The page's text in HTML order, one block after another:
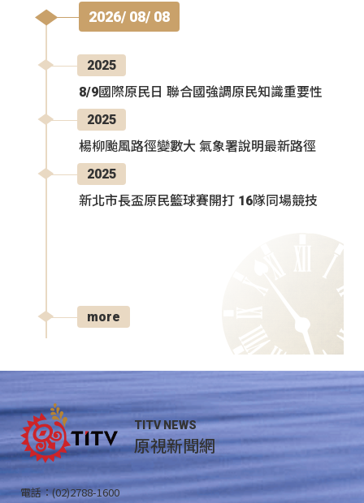
2026/ 08/ 08
2025
8/9國際原民日 聯合國強調原民知識重要性
2025
楊柳颱風路徑變數大 氣象署說明最新路徑
2025
新北市長盃原民籃球賽開打 16隊同場競技
more
TITV NEWS
原視新聞網
電話：(02)2788-1600